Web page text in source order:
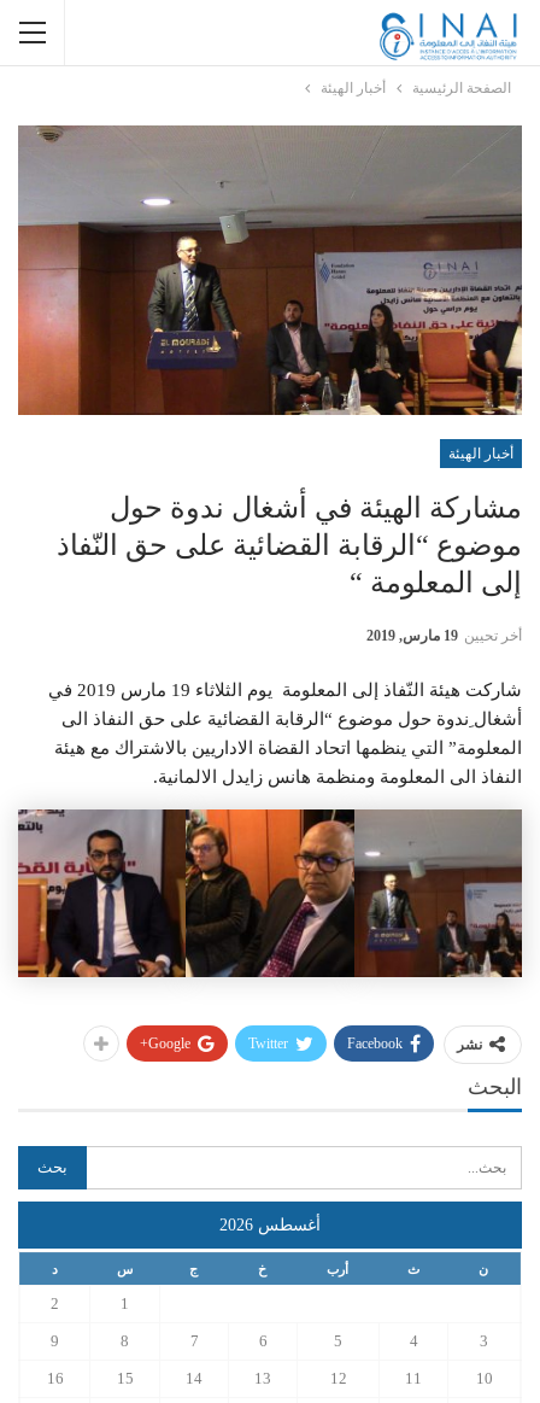
الصفحة الرئيسية أخبار الهيئة
أخبار الهيئة
مشاركة الهيئة في أشغال ندوة حول
موضوع “الرقابة القضائية على حق النّفاذ
إلى المعلومة “
أخر تحيين 19 مارس, 2019
شاركت هيئة النّفاذ إلى المعلومة يوم الثلاثاء 19 مارس 2019 في
أشغال ِندوة حول موضوع “الرقابة القضائية على حق النفاذ الى
المعلومة” التي ينظمها اتحاد القضاة الاداريين بالاشتراك مع هيئة
النفاذ الى المعلومة ومنظمة هانس زايدل الالمانية.
نشر Facebook
Twitter
Google+
البحث
أغسطس 2026
ن ث أرب خ ج س د
1
2
3
4
5
6
7
8
9
10
11
12
13
14
15
16